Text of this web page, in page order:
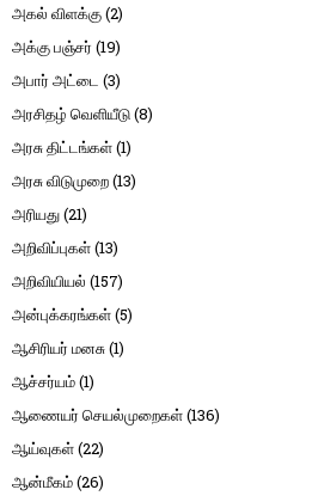
அகல் விளக்கு(2)
அக்கு பஞ்சர் (19)
அபார் அட்டை (3)
அரசிதழ் வெளியீடு(8)
அரசு திட்டங்கள்(1)
அரசு விடுமுறை(13)
அரியது(21)
அறிவிப்புகள்(13)
அறிவியியல் (157)
அன்புக்கரங்கள்(5)
ஆசிரியர் மனசு(1)
ஆச்சர்யம்(1)
ஆணையர் செயல்முறைகள்(136)
ஆய்வுகள்(22)
ஆன்மீகம்(26)